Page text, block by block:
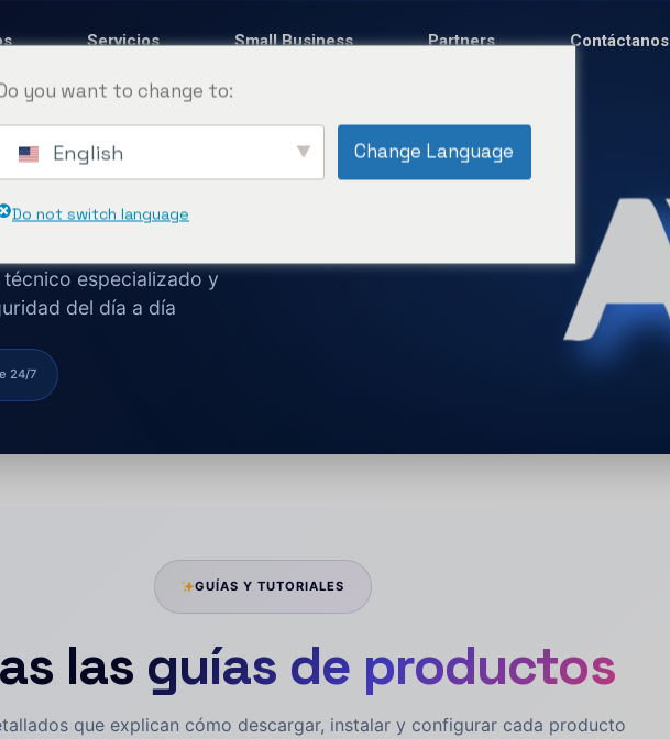
Servicios Small Business Partners Contáctanos
especializado y
del día a día
24/7
GUÍAS Y TUTORIALES
las guías de productos
que explican cómo descargar, instalar y configurar cada producto
you want to change to:
English Change Language
Do not switch language